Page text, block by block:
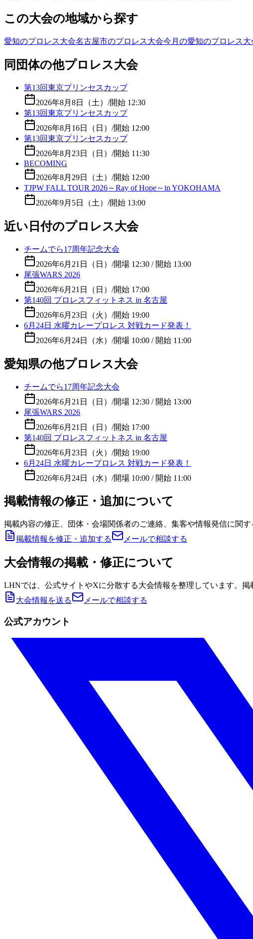
この大会の地域から探す
愛知のプロレス大会名古屋市のプロレス大会今月の愛知のプロレス大
同団体の他プロレス大会
第13回東京プリンセスカップ
2026年8月8日（土） /開始 12:30
第13回東京プリンセスカップ
2026年8月16日（日） /開始 12:00
第13回東京プリンセスカップ
2026年8月23日（日） /開始 11:30
BECOMING
2026年8月29日（土） /開始 12:00
TJPW FALL TOUR 2026～Ray of Hope～in YOKOHAMA
2026年9月5日（土） /開始 13:00
近い日付のプロレス大会
チームでら17周年記念大会
2026年6月21日（日） /開場 12:30 / 開始 13:00
尾張WARS 2026
2026年6月21日（日） /開始 17:00
第140回 プロレスフィットネス in 名古屋
2026年6月23日（火） /開始 19:00
6月24日 水曜カレープロレス 対戦カード発表！
2026年6月24日（水） /開場 10:00 / 開始 11:00
愛知県の他プロレス大会
チームでら17周年記念大会
2026年6月21日（日） /開場 12:30 / 開始 13:00
尾張WARS 2026
2026年6月21日（日） /開始 17:00
第140回 プロレスフィットネス in 名古屋
2026年6月23日（火） /開始 19:00
6月24日 水曜カレープロレス 対戦カード発表！
2026年6月24日（水） /開場 10:00 / 開始 11:00
掲載情報の修正・追加について
掲載内容の修正、団体・会場関係者のご連絡、集客や情報発信に関
掲載情報を修正・追加する
メールで相談する
大会情報の掲載・修正について
LHNでは、公式サイトやXに分散する大会情報を整理しています。
大会情報を送る
メールで相談する
公式アカウント